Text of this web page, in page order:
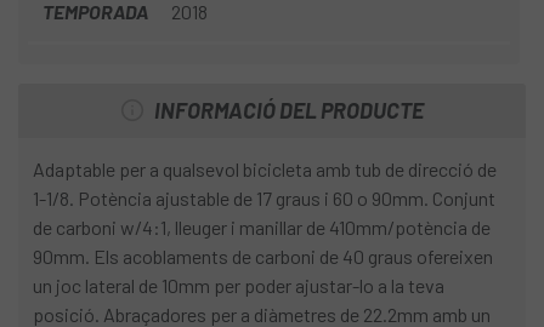
TEMPORADA 2018
INFORMACIÓ DEL PRODUCTE
Adaptable per a qualsevol bicicleta amb tub de direcció de
1-1/8. Potència ajustable de 17 graus i 60 o 90mm. Conjunt
de carboni w/4:1, lleuger i manillar de 410mm/potència de
90mm. Els acoblaments de carboni de 40 graus ofereixen
un joc lateral de 10mm per poder ajustar-lo a la teva
posició. Abraçadores per a diàmetres de 22.2mm amb un